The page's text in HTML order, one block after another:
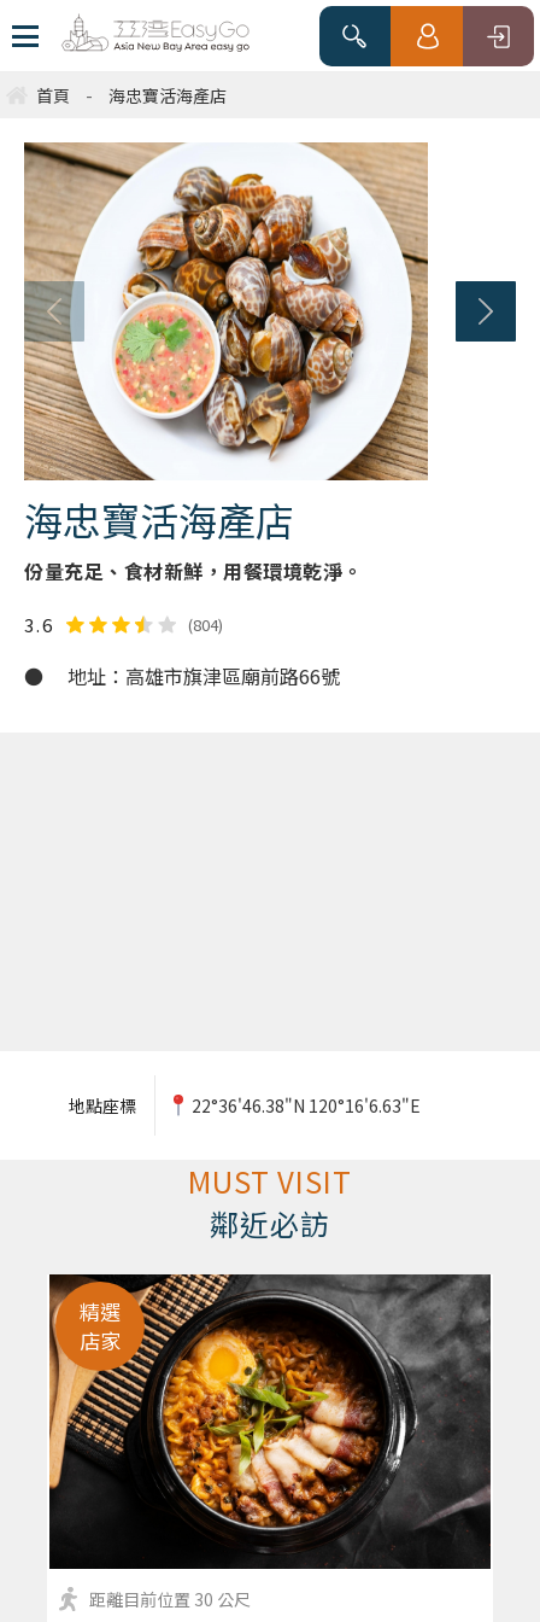
首頁 - 海忠寶活海產店
海忠寶活海產店
份量充足、食材新鮮，用餐環境乾淨。
3.6 (804)
● 地址：高雄市旗津區廟前路66號
地點座標 22°36'46.38"N 120°16'6.63"E
MUST VISIT
鄰近必訪
精選
店家
距離目前位置 30 公尺